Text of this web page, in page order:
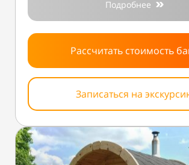
Подробнее
Рассчитать стоимость
Записаться на